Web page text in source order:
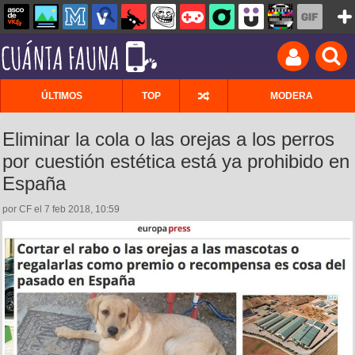
ÚLTIMOS TOP MODERA
Eliminar la cola o las orejas a los perros
por cuestión estética está ya prohibido en
España
por CF el 7 feb 2018, 10:59